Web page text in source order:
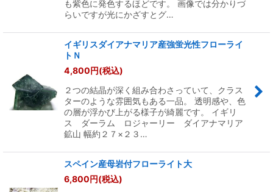
も紫色に発色するほどです。 画像では分かりづ
らいですが光にかざすとグ…
イギリスダイアナマリア産強蛍光性フローライ
トＮ
4,800円(税込)
２つの結晶が深く組み合わさっていて、クラス
ターのような雰囲気もある一品。 透明感や、色
の層が浮かび上がる様子が綺麗です。 イギリ
ス ダーラム ロジャーリー ダイアナマリア
鉱山 幅約２７×２３…
スペイン産母岩付フローライト大
6,800円(税込)